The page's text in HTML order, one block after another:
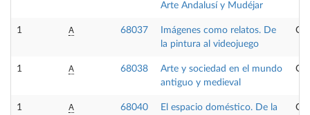
Arte Andalusí y Mudéjar
1 A 68037
Imágenes como relatos. De
la pintura al videojuego
1 A 68038
Arte y sociedad en el mundo
antiguo y medieval
1 A 68040
El espacio doméstico. De la